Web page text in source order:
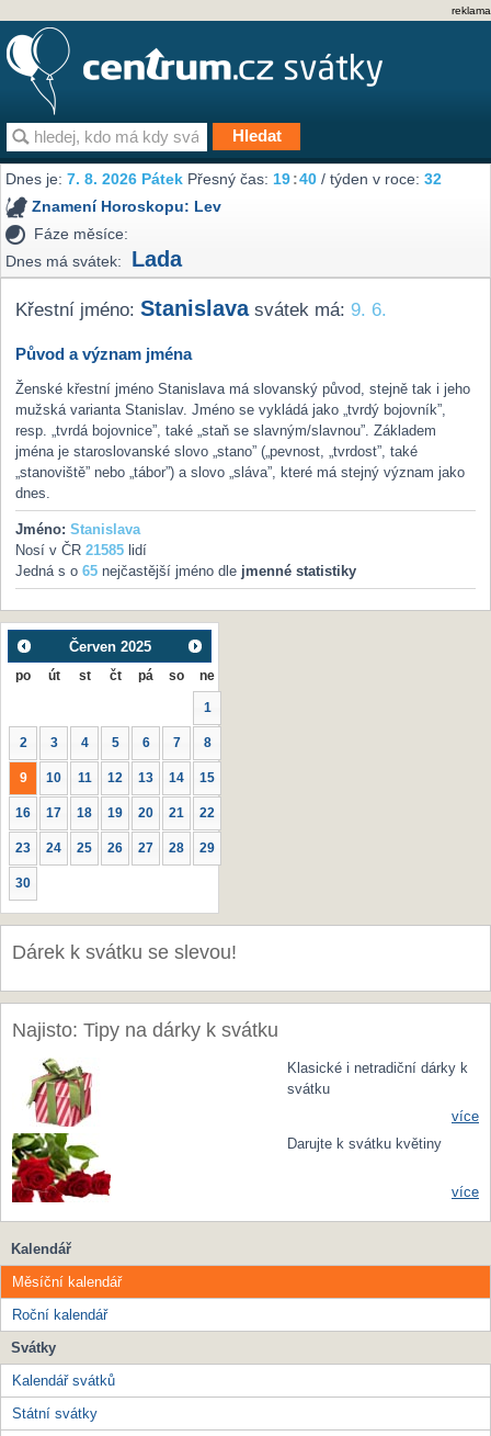
reklama
Dnes je:7. 8. 2026 Pátek Přesný čas:19:40 / týden v roce:32
Znamení Horoskopu: Lev
Fáze měsíce:
Dnes má svátek:
Lada
Křestní jméno: Stanislavasvátek má: 9. 6.
Původ a význam jména
Ženské křestní jméno Stanislava má slovanský původ, stejně tak i jeho
mužská varianta Stanislav. Jméno se vykládá jako „tvrdý bojovník”,
resp. „tvrdá bojovnice”, také „staň se slavným/slavnou”. Základem
jména je staroslovanské slovo „stano” („pevnost, „tvrdost”, také
„stanoviště” nebo „tábor”) a slovo „sláva”, které má stejný význam jako
dnes.
Jméno: Stanislava
Nosí v ČR 21585lidí
Jedná s o 65nejčastější jméno dle jmenné statistiky
Červen 2025
po út st čt pá so ne
1
2 3 4 5 6 7 8
9 10 11 12 13 14 15
16 17 18 19 20 21 22
23 24 25 26 27 28 29
30
Dárek k svátku se slevou!
Najisto: Tipy na dárky k svátku
Klasické i netradiční dárky k
svátku
více
Darujte k svátku květiny
více
Kalendář
Měsíční kalendář
Roční kalendář
Svátky
Kalendář svátků
Státní svátky